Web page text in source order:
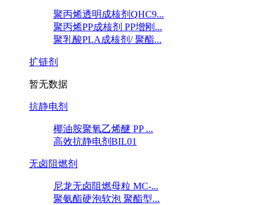
聚丙烯透明成核剂QHC9...
聚丙烯PP成核剂 PP增刚...
聚乳酸PLA成核剂/ 聚酯...
扩链剂
暂无数据
抗静电剂
椰油胺聚氧乙烯醚 PP ...
高效抗静电剂BIL01
无卤阻燃剂
尼龙无卤阻燃母粒 MC-...
聚氨酯硬泡软泡 聚酯型...